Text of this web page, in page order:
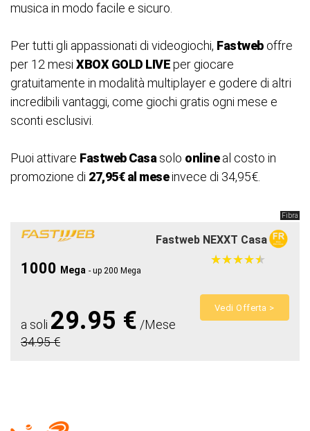
musica in modo facile e sicuro.
Per tutti gli appassionati di videogiochi, Fastweboffre
per 12 mesi XBOX GOLD LIVEper giocare
gratuitamente in modalità multiplayer e godere di altri
incredibili vantaggi, come giochi gratis ogni mese e
sconti esclusivi.
Puoi attivare Fastweb Casa solo onlineal costo in
promozione di 27,95€ al meseinvece di 34,95€.
Fibra
Fastweb NEXXT Casa
1000 Mega - up 200 Mega
★★★★★
★★★★★
a soli 29.95 € /Mese
34.95 €
Vedi Offerta >